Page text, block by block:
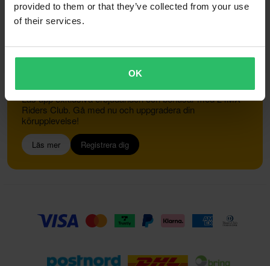
provided to them or that they’ve collected from your use
of their services.
OK
Gå med i 24MX Riders Club
Lås upp exklusiva erbjudanden och bonusar med 24MX
Riders Club. Gå med nu och uppgradera din
körupplevelse!
Läs mer Registrera dig